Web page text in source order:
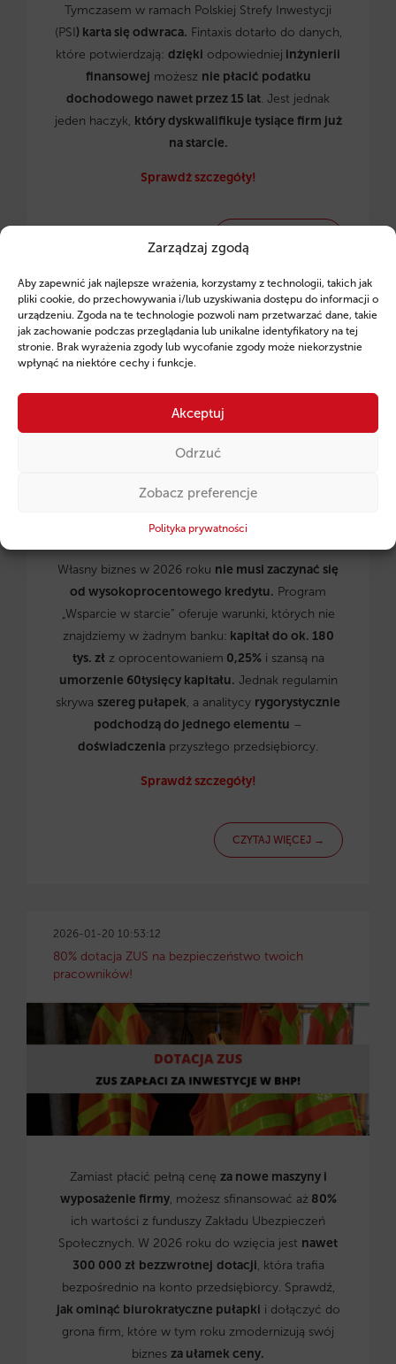
Zarządzaj zgodą
Aby zapewnić jak najlepsze wrażenia, korzystamy z technologii, takich jak
pliki cookie, do przechowywania i/lub uzyskiwania dostępu do informacji o
urządzeniu. Zgoda na te technologie pozwoli nam przetwarzać dane, takie
jak zachowanie podczas przeglądania lub unikalne identyfikatory na tej
stronie. Brak wyrażenia zgody lub wycofanie zgody może niekorzystnie
wpłynąć na niektóre cechy i funkcje.
Akceptuj
Odrzuć
Zobacz preferencje
Polityka prywatności
Tymczasem w ramach Polskiej Strefy Inwestycji
(PSI) karta się odwraca. Fintaxis dotarło do danych,
które potwierdzają: dzięki odpowiedniej inżynierii
finansowej możesz nie płacić podatku
dochodowego nawet przez 15 lat. Jest jednak
jeden haczyk, który dyskwalifikuje tysiące firm już
na starcie.
Sprawdź szczegóły!
2026-01-23 09:12:48
Zgarnij 60 tysięcy dotacji na start biznesu!
Własny biznes w 2026 roku nie musi zaczynać się
od wysokoprocentowego kredytu. Program
„Wsparcie w starcie” oferuje warunki, których nie
znajdziemy w żadnym banku: kapitał do ok. 180
tys. zł z oprocentowaniem 0,25%i szansą na
umorzenie 60tysięcy kapitału. Jednak regulamin
skrywa szereg pułapek, a analitycy rygorystycznie
podchodzą do jednego elementu –
doświadczenia przyszłego przedsiębiorcy.
Sprawdź szczegóły!
CZYTAJ WIĘCEJ →
2026-01-20 10:53:12
80% dotacja ZUS na bezpieczeństwo twoich
pracowników!
Zamiast płacić pełną cenę za nowe maszyny i
wyposażenie firmy, możesz sfinansować aż80%
ich wartości z funduszy Zakładu Ubezpieczeń
Społecznych. W 2026 roku do wzięcia jest nawet
300 000 zł bezzwrotnej dotacji, która trafia
bezpośrednio na konto przedsiębiorcy. Sprawdź,
jak ominąć biurokratyczne pułapki i dołączyć do
grona firm, które w tym roku zmodernizują swój
biznes za ułamek ceny.